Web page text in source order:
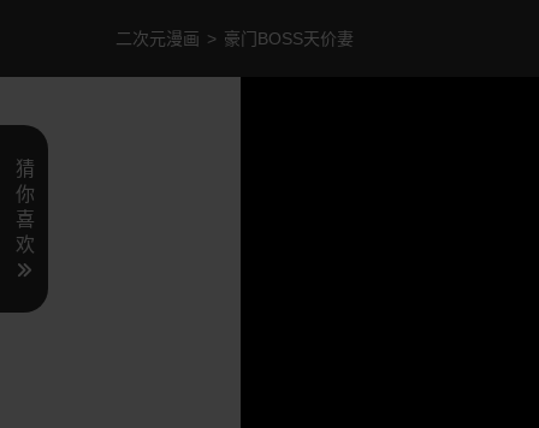
二次元漫画 > 豪门BOSS天价妻
猜
你
喜
欢